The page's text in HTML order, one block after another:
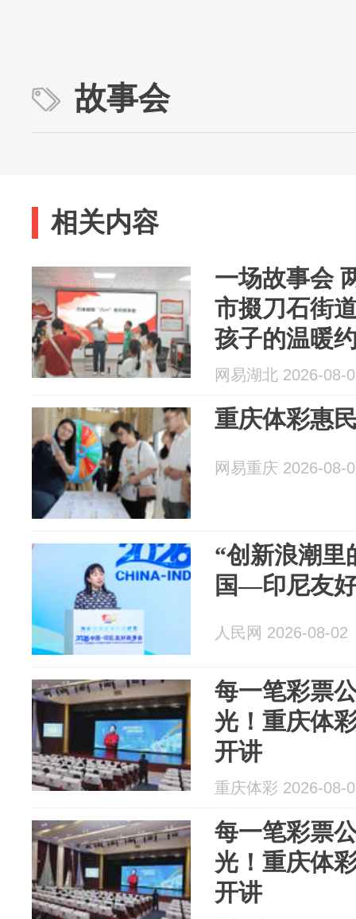
故事会
相关内容
一场故事会
市掇刀石街
孩子的温暖
网易湖北 2026-08-
重庆体彩惠
网易重庆 2026-08-
“创新浪潮
国—印尼友
人民网 2026-08-02
每一笔彩票
光！重庆体
开讲
重庆体彩 2026-08-
每一笔彩票
光！重庆体
开讲